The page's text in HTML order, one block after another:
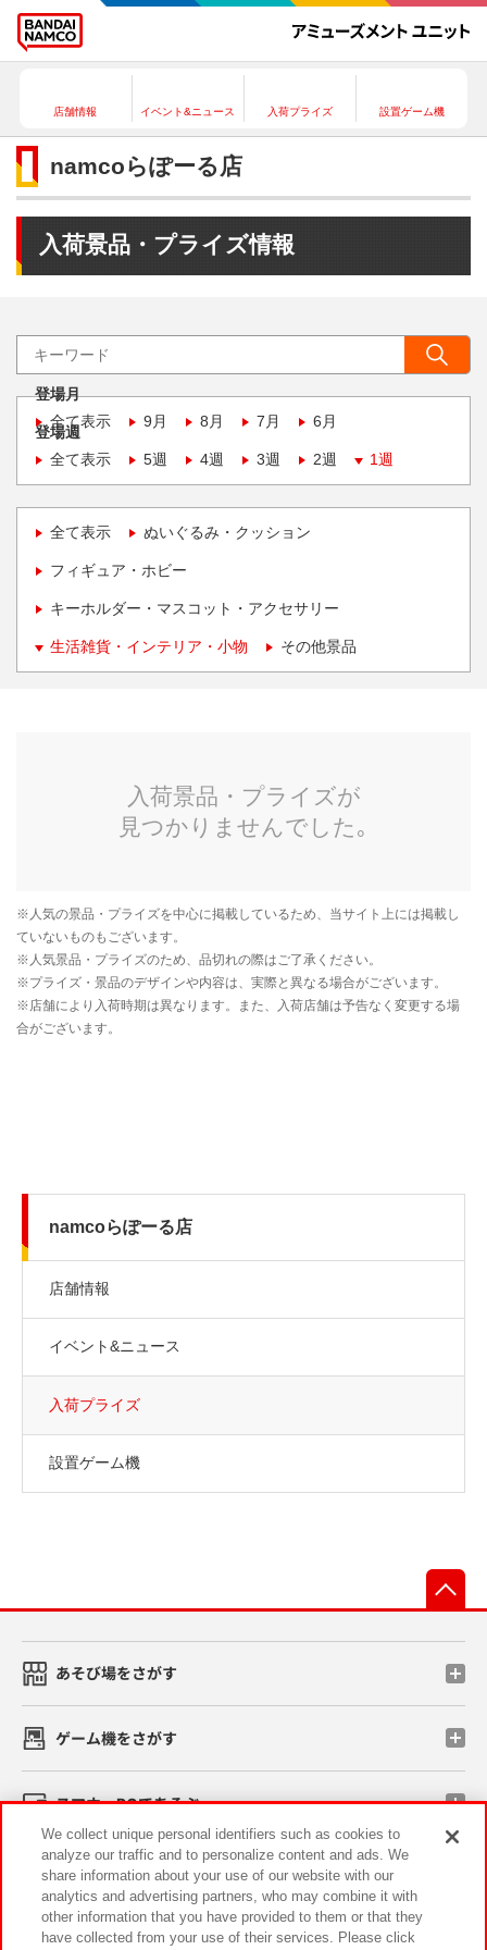
店舗情報 イベント&ニュース 入荷プライズ 設置ゲーム機
namcoらぽーる店
入荷景品・プライズ情報
登場月
全て表示
9月 8月 7月 6月
登場週
全て表示
5週 4週 3週 2週 1週
全て表示 ぬいぐるみ・クッション
フィギュア・ホビー
キーホルダー・マスコット・アクセサリー
生活雑貨・インテリア・小物 その他景品
namcoらぽーる店
店舗情報
イベント&ニュース
入荷プライズ
設置ゲーム機
あそび場をさがす
ゲーム機をさがす
スマホ・PCであそぶ
イベント・キャンペーン
We collect unique personal identifiers such as cookies to
analyze our traffic and to personalize content and ads. We
share information about your use of our website with our
analytics and advertising partners, who may combine it with
other information that you have provided to them or that they
have collected from your use of their services. Please click